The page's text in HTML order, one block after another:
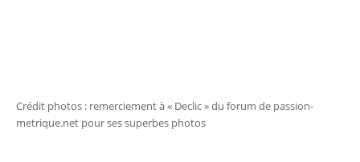
Crédit photos : remerciement à « Declic » du forum de passion-
metrique.net pour ses superbes photos